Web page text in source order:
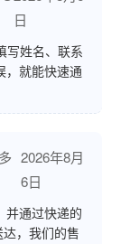
日
写姓名、联系
，就能快速通
2026年8月
6日
并通过快递的
，我们的售